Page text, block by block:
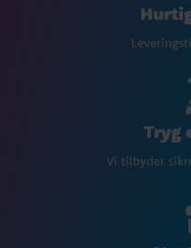
Tryg
Vi tilbyder